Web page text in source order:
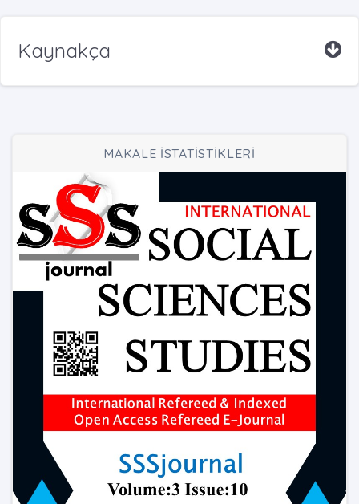
Kaynakça
MAKALE İSTATİSTİKLERİ